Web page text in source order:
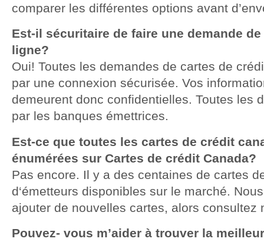
comparer les différentes options avant
Est-il sécuritaire de faire une demande
ligne?
Oui! Toutes les demandes de cartes de
par une connexion sécurisée. Vos
demeurent donc confidentielles. Toutes les
par les banques émettrices.
Est-ce que toutes les cartes de crédit
énumérées sur Cartes de crédit Canada?
Pas encore. Il y a des centaines de cartes
d‘émetteurs disponibles sur le marché.
ajouter de nouvelles cartes, alors consultez
Pouvez- vous m’aider à trouver la